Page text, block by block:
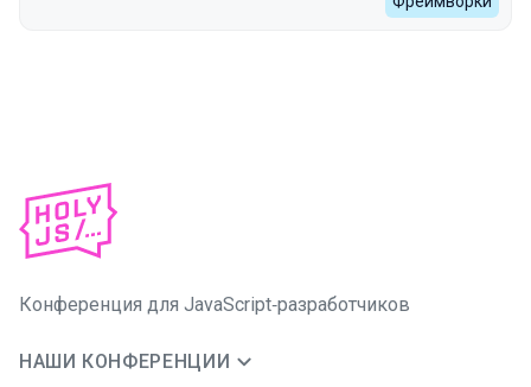
Конференция для JavaScript‑разработчиков
НАШИ КОНФЕРЕНЦИИ